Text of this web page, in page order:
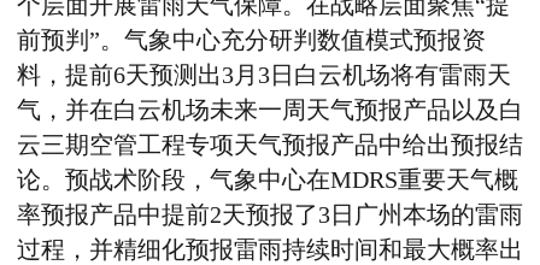
前预判”。气象中心充分研判数值模式预报资
料，提前6天预测出3月 3日白云机场将有雷雨天
气，并在白云机场未来一周天气预报产品以及白
云三期空管工程专项天气预报产品中给出预报结
论。预战术阶段，气象中心在MDRS重要天气概
率预报产品中提前2天预报了3日广州本场的雷雨
过程，并精细化预报雷雨持续时间和最大概率出